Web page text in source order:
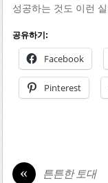
성공하는 것도 이런
공유하기:
Facebook
Pinterest
« 튼튼한 토대